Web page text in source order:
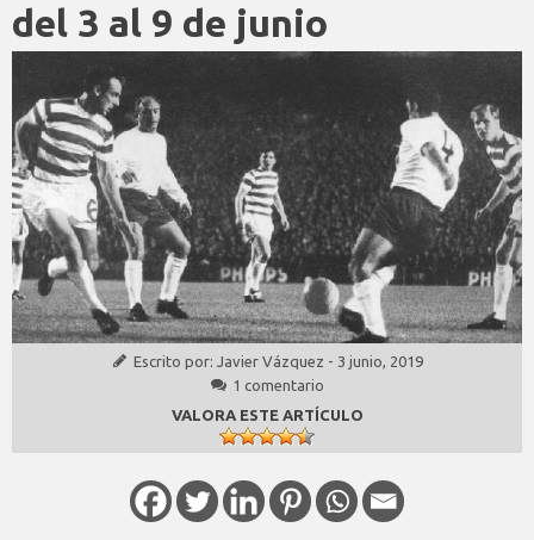
del 3 al 9 de junio
Escrito por: Javier Vázquez - 3 junio, 2019
1 comentario
VALORA ESTE ARTÍCULO